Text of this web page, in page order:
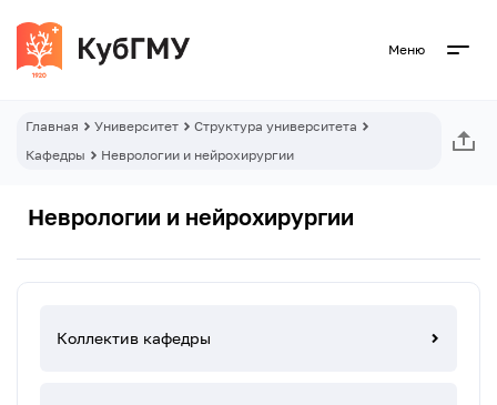
Меню
Главная Университет
Структура университета
Кафедры
Неврологии и нейрохирургии
Неврологии и нейрохирургии
Коллектив кафедры